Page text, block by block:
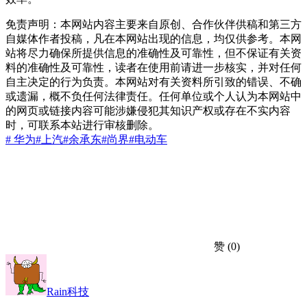
免责声明：本网站内容主要来自原创、合作伙伴供稿和第三方
自媒体作者投稿，凡在本网站出现的信息，均仅供参考。本网
站将尽力确保所提供信息的准确性及可靠性，但不保证有关资
料的准确性及可靠性，读者在使用前请进一步核实，并对任何
自主决定的行为负责。本网站对有关资料所引致的错误、不确
或遗漏，概不负任何法律责任。任何单位或个人认为本网站中
的网页或链接内容可能涉嫌侵犯其知识产权或存在不实内容
时，可联系本站进行审核删除。
# 华为#上汽#余承东#尚界#电动车
赞 (0)
Rain科技